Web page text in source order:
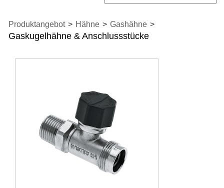
Produktangebot > Hähne > Gashähne >
Gaskugelhähne & Anschlussstücke